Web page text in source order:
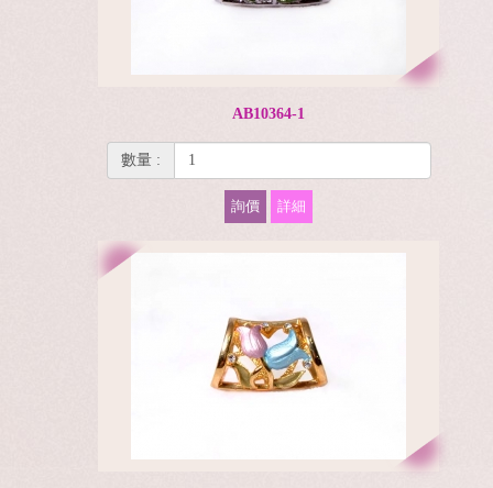
AB10364-1
數量 :
詢價 詳細